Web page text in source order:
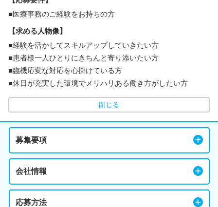
■医療事務のご経験をお持ちの方
【求める人物像】
■経験を活かしてスキルアップしていきたい方
■患者様一人ひとりにきちんと寄り添いたい方
■臨機応変な対応を心掛けている方
■休日が充実した環境でメリハリある働き方がしたい方
閉じる
募集要項
会社情報
応募方法